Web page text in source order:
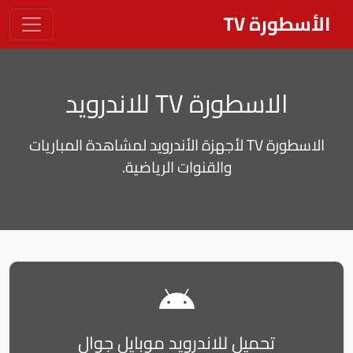
الأسطورة TV
الاسطورة TV للاندرويد
الاسطورة TV لأجهزة الأندرويد لمشاهدة المباريات
والقنوات الرياضية.
تحميل للاندرويد موبايل جوال